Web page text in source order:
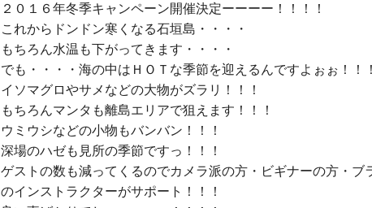
２０１６年冬季キャンペーン開催決定ーーーー！！！！
これからドンドン寒くなる石垣島・・・・
もちろん水温も下がってきます・・・・
でも・・・・海の中はＨＯＴな季節を迎えるんですよぉぉ！！
イソマグロやサメなどの大物がズラリ！！！
もちろんマンタも離島エリアで狙えます！！！
ウミウシなどの小物もバンバン！！！
深場のハゼも見所の季節ですっ！！！
ゲストの数も減ってくるのでカメラ派の方・ビギナーの方・ブ
のインストラクターがサポート！！！